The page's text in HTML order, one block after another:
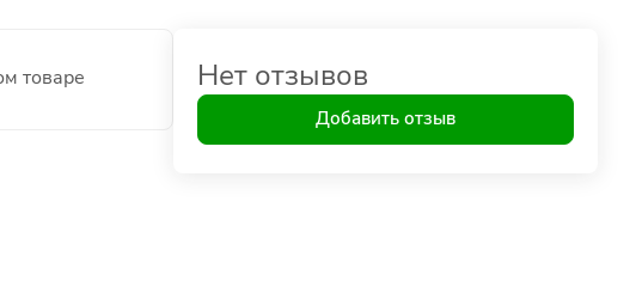
товаре Нет отзывов
Добавить отзыв